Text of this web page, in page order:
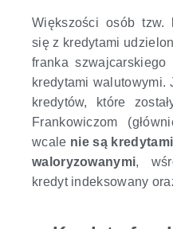
Większości osób tzw.
się z kredytami
franka
kredytami walutowymi.
kredytów, które
Frankowiczom
wcale nie są
waloryzowanymi,
kredyt indeksowany